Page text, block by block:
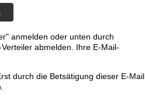
anmelden oder unten durch
abmelden. Ihre E-Mail-
durch die Betsätigung dieser E-Mail